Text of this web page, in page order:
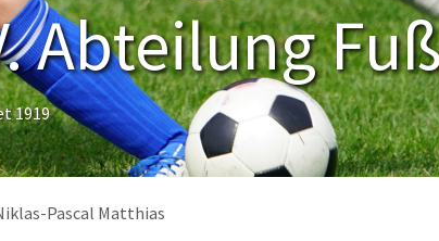
Abteilung
1919
Pascal Matthias